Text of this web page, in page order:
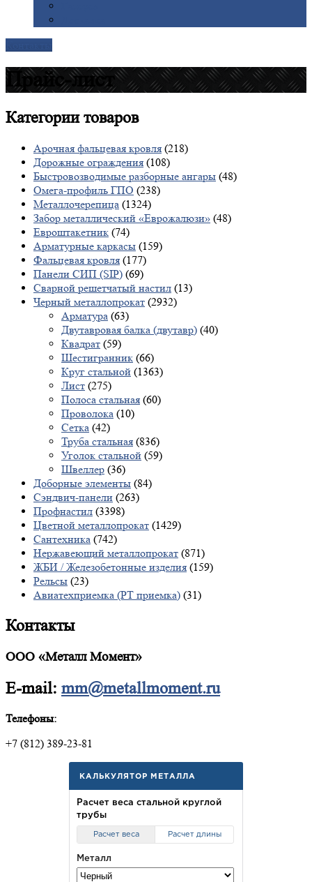
Прайс-лист
Категориитоваров
Арочная фальцевая кровля (218)
Дорожные ограждения (108)
Быстровозводимые разборные ангары (48)
Омега-профиль ГПО (238)
Металлочерепица (1324)
Забор металлический «Еврожалюзи» (48)
Евроштакетник (74)
Арматурные каркасы (159)
Фальцевая кровля (177)
Панели СИП (SIP) (69)
Сварной решетчатый настил (13)
Черный металлопрокат (2932)
Арматура (63)
Двутавровая балка (двутавр) (40)
Квадрат (59)
Шестигранник (66)
Круг стальной (1363)
Лист (275)
Полоса стальная (60)
Проволока (10)
Сетка (42)
Труба стальная (836)
Уголок стальной (59)
Швеллер (36)
Доборные элементы (84)
Сэндвич-панели (263)
Профнастил (3398)
Цветной металлопрокат (1429)
Сантехника (742)
Нержавеющий металлопрокат (871)
ЖБИ / Железобетонные изделия (159)
Рельсы (23)
Авиатехприемка (РТ приемка) (31)
Контакты
ООО «Металл Момент»
E-mail: mm@metallmoment.ru
Телефоны:
+7 (812) 389-23-81